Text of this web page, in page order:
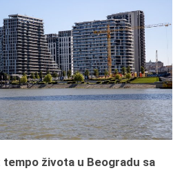
života u Beogradu sa